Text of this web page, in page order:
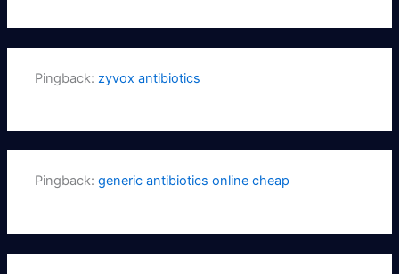
Pingback:zyvox antibiotics
Pingback:generic antibiotics online cheap